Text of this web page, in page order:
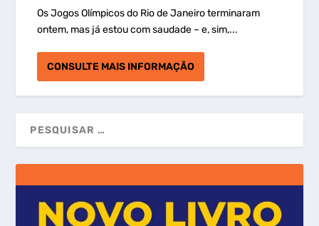
Os Jogos Olímpicos do Rio de Janeiro terminaram
ontem, mas já estou com saudade – e, sim,...
CONSULTE MAIS INFORMAÇÃO